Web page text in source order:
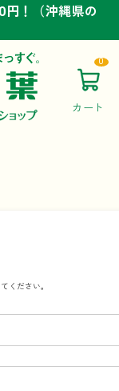
！（沖縄県の
！（沖縄県の
！（沖縄県の
カート
0
ください。